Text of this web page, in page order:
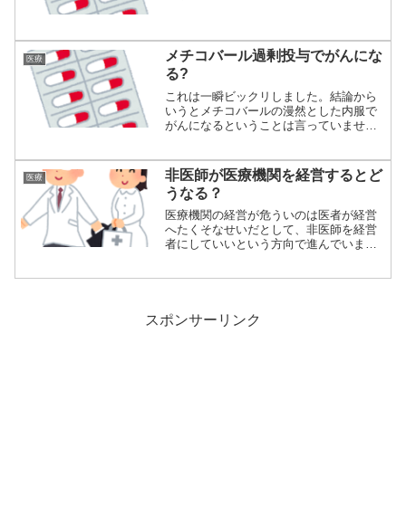
医療
メチコバール過剰投与でがんにな
る?
これは一瞬ビックリしました。結論から
いうとメチコバールの漫然とした内服で
がんになるということは言っていませ
医療
非医師が医療機関を経営するとど
うなる？
医療機関の経営が危ういのは医者が経営
へたくそなせいだとして、非医師を経営
者にしていいという方向で進んでいま
スポンサーリンク